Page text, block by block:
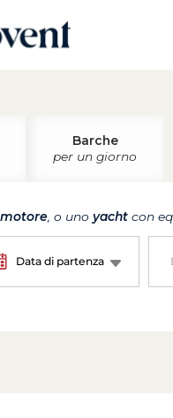
Barche
per un giorno
, o uno yacht con
Data di partenza